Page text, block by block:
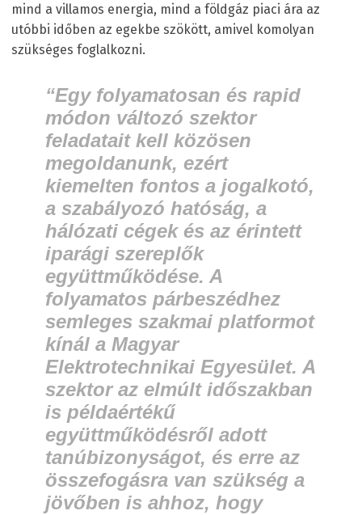
mind a villamos energia, mind a földgáz piaci ára az
utóbbi időben az egekbe szökött, amivel komolyan
szükséges foglalkozni.
“Egy folyamatosan és rapid
módon változó szektor
feladatait kell közösen
megoldanunk, ezért
kiemelten fontos a jogalkotó,
a szabályozó hatóság, a
hálózati cégek és az érintett
iparági szereplők
együttműködése. A
folyamatos párbeszédhez
semleges szakmai platformot
kínál a Magyar
Elektrotechnikai Egyesület. A
szektor az elmúlt időszakban
is példaértékű
együttműködésről adott
tanúbizonyságot, és erre az
összefogásra van szükség a
jövőben is ahhoz, hogy